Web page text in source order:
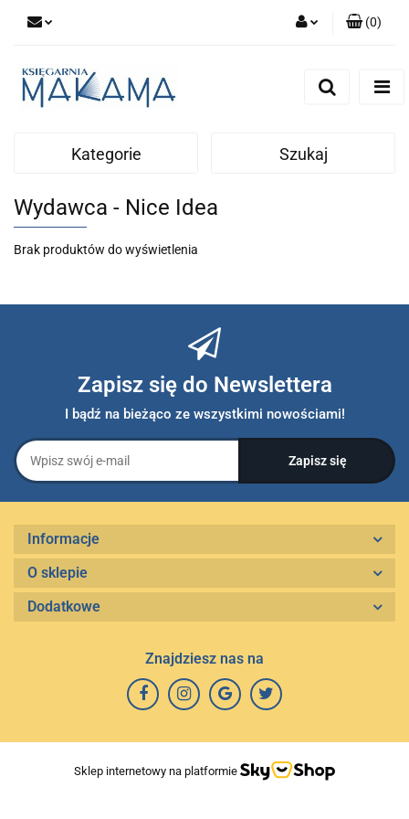
(0)
Kategorie Szukaj
Wydawca - Nice Idea
Brak produktów do wyświetlenia
Zapisz się do Newslettera
I bądź na bieżąco ze wszystkimi nowościami!
Informacje
O sklepie
Dodatkowe
Znajdziesz nas na
Sklep internetowy na platformie